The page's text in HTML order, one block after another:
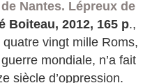
Nantes. Lépreux de
Boiteau, 2012, 165 p.,
quatre vingt mille Roms,
mondiale, n’a fait
siècle d’oppression.